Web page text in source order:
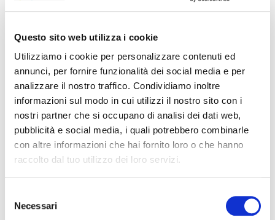
Questo sito web utilizza i cookie
Utilizziamo i cookie per personalizzare contenuti ed
annunci, per fornire funzionalità dei social media e per
analizzare il nostro traffico. Condividiamo inoltre
informazioni sul modo in cui utilizzi il nostro sito con i
nostri partner che si occupano di analisi dei dati web,
pubblicità e social media, i quali potrebbero combinarle
con altre informazioni che hai fornito loro o che hanno
raccolto dal tuo utilizzo dei loro servizi.
delNecessari
lo spirito di iniziativa;
Possibilità di smart working ibrido
settimanale
Retribuzione offerta: tra 24.000€ e 29.000€
lordi annui (RAL).
all’esperienza pregressa maturate nel ruolo.